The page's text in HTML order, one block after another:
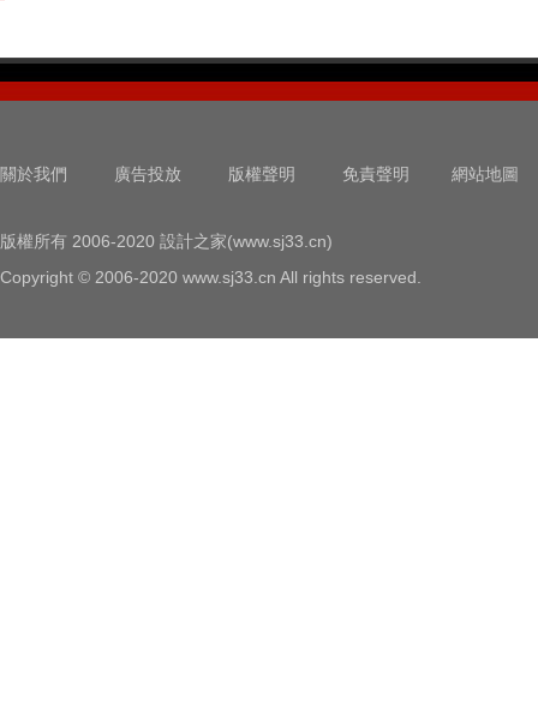
關於我們 廣告投放 版權聲明 免責聲明 網站地圖
版權所有 2006-2020 設計之家(www.sj33.cn)
Copyright © 2006-2020 www.sj33.cn All rights reserved.